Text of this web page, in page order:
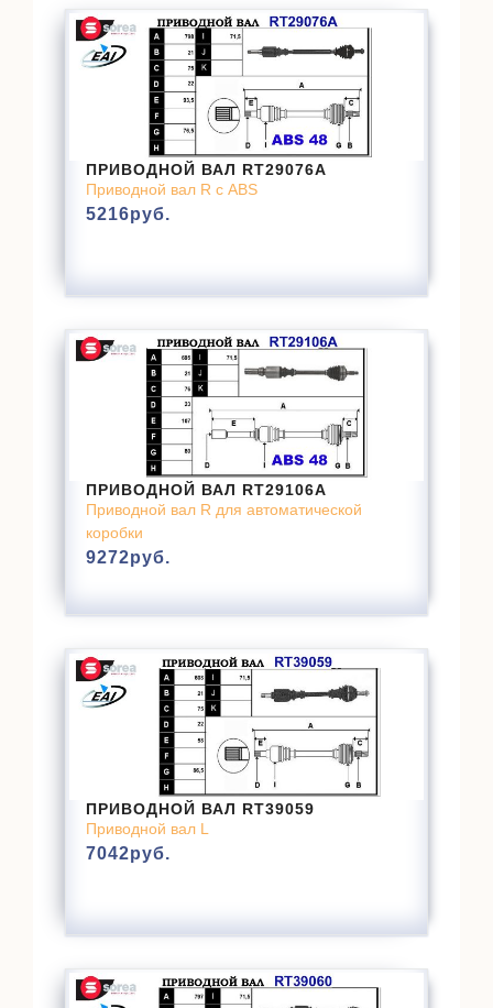
ПРИВОДНОЙ ВАЛ RT29076A
Приводной вал R с ABS
5216руб.
ПРИВОДНОЙ ВАЛ RT29106A
Приводной вал R для автоматической
коробки
9272руб.
ПРИВОДНОЙ ВАЛ RT39059
Приводной вал L
7042руб.